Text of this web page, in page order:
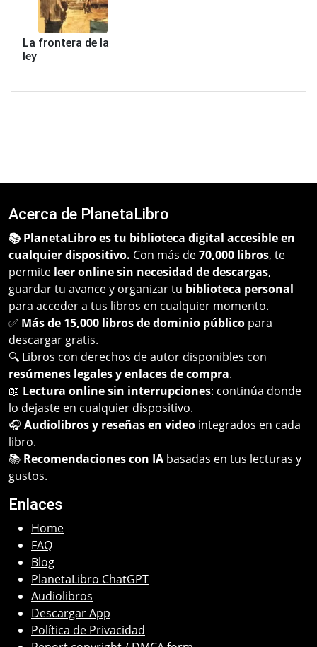
La frontera de la
ley
Acerca de PlanetaLibro
📚 PlanetaLibro es tu biblioteca digital accesible en
cualquier dispositivo. Con más de70,000 libros, te
permite leer online sin necesidad de descargas,
guardar tu avance y organizar tu biblioteca personal
para acceder a tus libros en cualquier momento.
✅ Más de 15,000 libros de dominio público para
descargar gratis.
🔍 Libros con derechos de autor disponibles con
resúmenes legales y enlaces de compra.
📖 Lectura online sin interrupciones: continúa donde
lo dejaste en cualquier dispositivo.
🎧 Audiolibros y reseñas en video integrados en cada
libro.
📚 Recomendaciones con IA basadas en tus lecturas y
gustos.
Enlaces
Home
FAQ
Blog
PlanetaLibro ChatGPT
Audiolibros
Descargar App
Política de Privacidad